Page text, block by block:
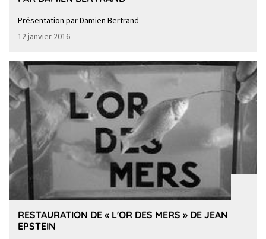
Présentation par Damien Bertrand
12 janvier 2016
RESTAURATION DE « L'OR DES MERS » DE JEAN
EPSTEIN